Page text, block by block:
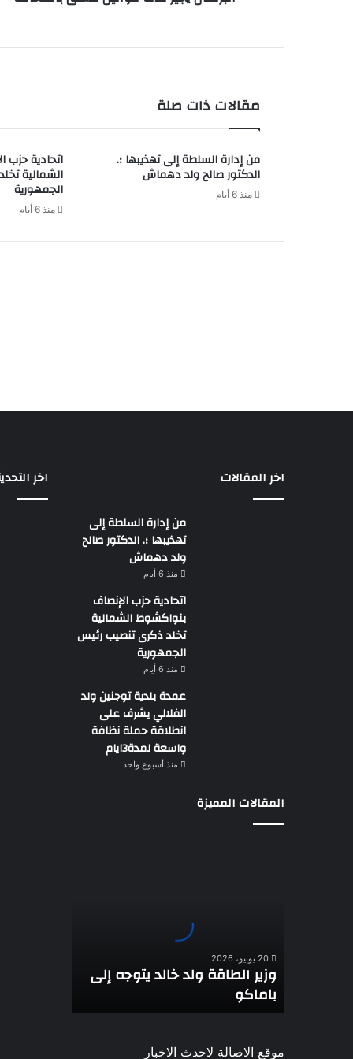
مقالات ذات صلة
من إدارة السلطة إلى تهذيبها ؛.
الدكتور صالح ولد دهماش
منذ 6 أيام
اتحادية حزب
الشمالية
الجمهورية
منذ 6 أيام
اخر المقالات
من إدارة السلطة إلى
تهذيبها ؛. الدكتور صالح
ولد دهماش
منذ 6 أيام
اتحادية حزب الإنصاف
بنواكشوط الشمالية
تخلد ذكرى تنصيب رئيس
الجمهورية
منذ 6 أيام
عمدة بلدية توجنين ولد
الفلالي يشرف على
انطلاقة حملة نظافة
واسعة لمدة3ايام
منذ أسبوع واحد
المقالات المميزة
20 يونيو، 2026
وزير الطاقة ولد خالد يتوجه إلى
باماكو
اخر
موقع الاصالة لاحدث الاخبار